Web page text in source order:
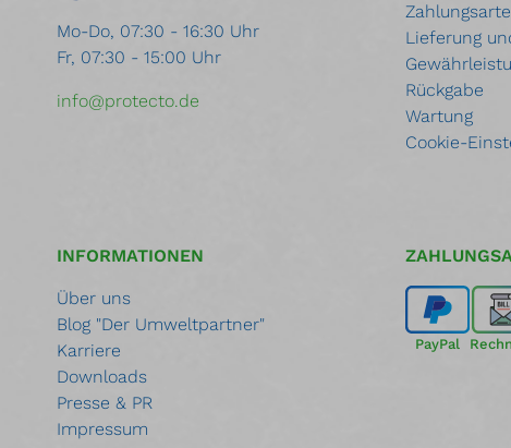
Mo-Do, 07:30 - 16:30 Uhr
Fr, 07:30 - 15:00 Uhr
info@protecto.de
Lieferung
Rückgabe
Wartung
Cookie-
INFORMATIONEN
Über uns
Blog "Der Umweltpartner"
Karriere
Downloads
Presse & PR
Impressum
PayPal